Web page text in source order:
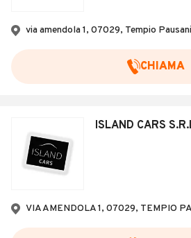
via amendola 1, 07029, Tempio
CHIAMA
ISLAND CARS
VIA AMENDOLA 1, 07029, TEMPIO